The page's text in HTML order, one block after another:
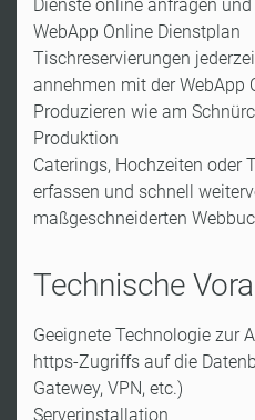
Dienste online anfragen
WebApp Online Dienstplan
Tischreservierungen
annehmen mit der WebApp
Produzieren wie am
Produktion
Caterings, Hochzeiten oder
erfassen und schnell
maßgeschneiderten
Technische
Geeignete Technologie zur
https-Zugriffs auf die
Gatewey, VPN, etc.)
Serverinstallation